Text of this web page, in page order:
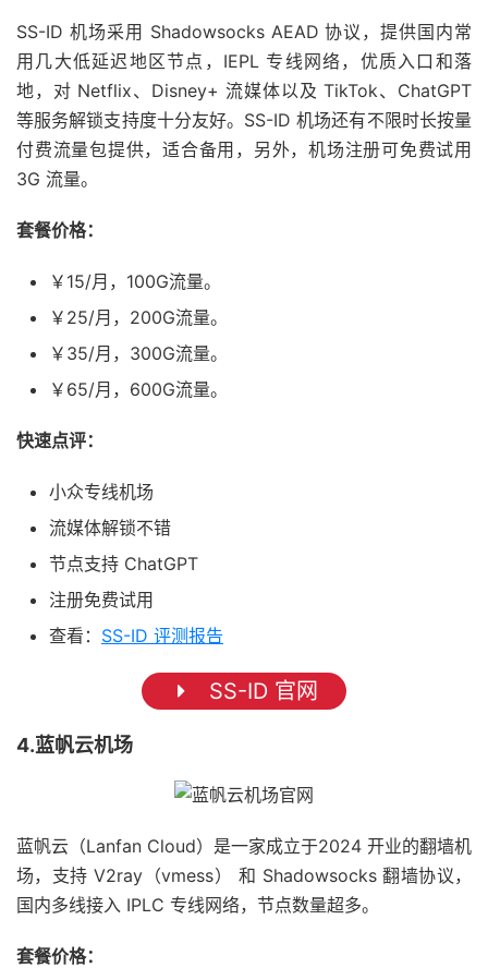
SS-ID 机场采用 Shadowsocks AEAD 协议，提供国内常
用几大低延迟地区节点，IEPL 专线网络，优质入口和落
地，对 Netflix、Disney+ 流媒体以及 TikTok、ChatGPT
等服务解锁支持度十分友好。SS-ID 机场还有不限时长按量
付费流量包提供，适合备用，另外，机场注册可免费试用
3G 流量。
套餐价格：
￥15/月，100G流量。
￥25/月，200G流量。
￥35/月，300G流量。
￥65/月，600G流量。
快速点评：
小众专线机场
流媒体解锁不错
节点支持 ChatGPT
注册免费试用
查看： SS-ID 评测报告
SS-ID 官网
4.蓝帆云机场
蓝帆云（Lanfan Cloud）是一家成立于2024 开业的翻墙机
场，支持 V2ray（vmess） 和 Shadowsocks 翻墙协议，
国内多线接入 IPLC 专线网络，节点数量超多。
套餐价格：